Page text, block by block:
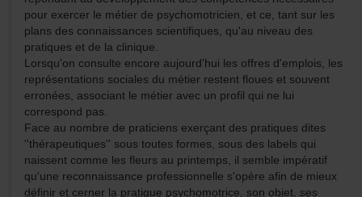
pour exercer le métier de psychomotricien, et ce, tant sur les
plans des connaissances scientifiques, qu'au niveau des
pratiques et de la clinique.
Lorsqu'on consulte encore aujourd'hui les offres d'emplois, les
représentations sociales du métier restent floues et souvent
erronées, associant le métier avec un profil qui ne lui
correspond pas.
Face au nombre de praticiens exerçant des pratiques dites
''thérapeutiques'' sous toutes formes, sous des labels qui
naissent comme les fleurs au printemps, il semble impératif
qu'une reconnaissance professionnelle s'opère afin de mieux
définir et cerner la pratique psychomotrice, son objet, ses